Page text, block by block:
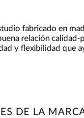
fabricado en
relación
y flexibilidad que
DE LA